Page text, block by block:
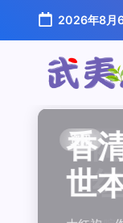
正
2026年8月
武
夷
资讯
资讯
资讯
资讯
资讯
资讯
资讯
资讯
香
世
资讯
汤
温润
资讯
唇
独特
资讯
岩
比品
资讯
观
大红
资讯
闲
红袍
资讯
香
世本
资讯
汤
温润
资讯
唇
独特
资讯
岩
比品
资讯
观
大红